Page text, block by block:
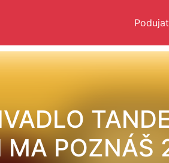
MA POZNÁŠ